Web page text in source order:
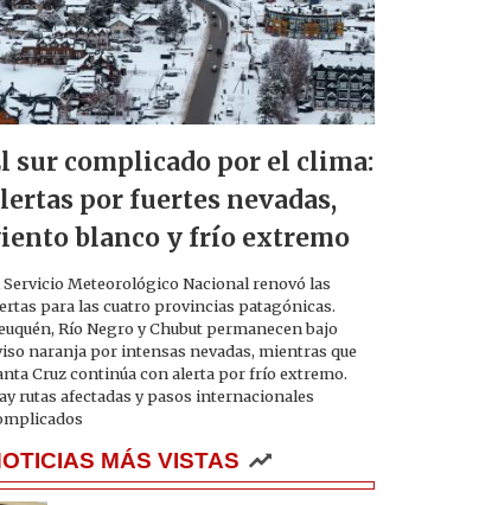
sur complicado por el clima:
por fuertes nevadas,
blanco y frío extremo
Servicio Meteorológico Nacional renovó las
para las cuatro provincias patagónicas.
Río Negro y Chubut permanecen bajo
naranja por intensas nevadas, mientras que
Cruz continúa con alerta por frío extremo.
rutas afectadas y pasos internacionales
MÁS VISTAS